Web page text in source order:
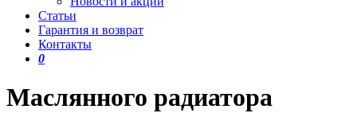
Статьи
Гарантия и возврат
Контакты
0
Маслянного радиатора